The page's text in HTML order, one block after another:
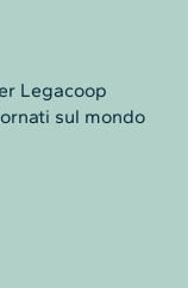
Legacoop
sul mondo